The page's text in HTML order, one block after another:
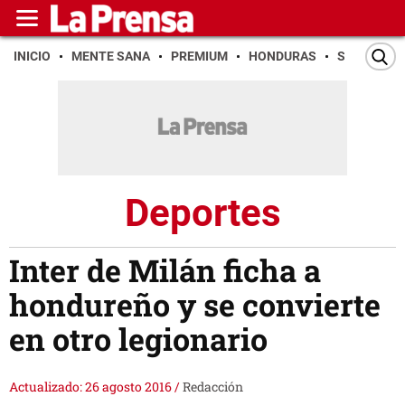
INICIO MENTE SANA PREMIUM HONDURAS SAN PEDRO
Deportes
Inter de Milán ficha a
hondureño y se convierte
en otro legionario
Actualizado: 26 agosto 2016/Redacción